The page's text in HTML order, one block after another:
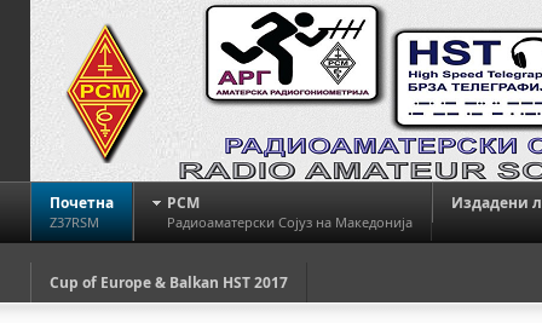
Почетна
Z37RSM
РСМ
Радиоаматерски Сојуз на Македонија
Издадени
Cup of Europe & Balkan HST 2017